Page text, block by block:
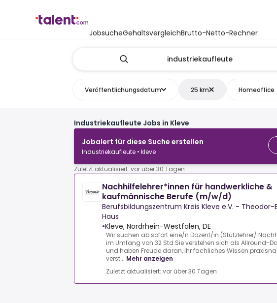
JobsucheGehaltsvergleichBrutto-Netto-Rechner
Veröffentlichungsdatum 25 km Homeoffice
Industriekaufleute Jobs in Kleve
Jobalert für diese Suche erstellen
Industriekaufleute • kleve
Zuletzt aktualisiert: vor über 30 Tagen
Nachhilfelehrer*innen für handwerkliche &
kaufmännische Berufe (m/w/d)
Berufsbildungszentrum Kreis Kleve e.V. - Theodor-
Haus
•Kleve, Nordrhein-Westfalen, DE
Wir suchen ab sofort eine/n Dozent/in (Stützlehrer/
im Umfang von 32 Std.Sie verstehen sich als Allround-
und haben Freude daran, Ihr fachliches Wissen
verst... Mehr anzeigen
Zuletzt aktualisiert: vor über 30 Tagen